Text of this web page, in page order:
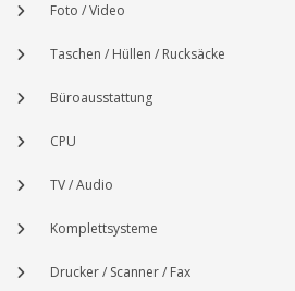
Foto / Video
Taschen / Hüllen / Rucksäcke
Büroausstattung
CPU
TV / Audio
Komplettsysteme
Drucker / Scanner / Fax